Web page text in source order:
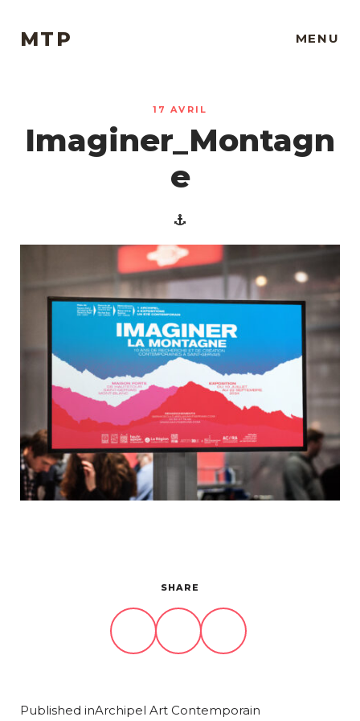
MTP MENU
Projets
À propos
Contact
17 AVRIL
Imaginer_Montagn
e
SHARE
Published inArchipel Art Contemporain